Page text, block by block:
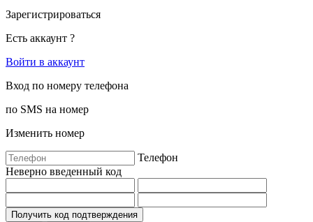
Зарегистрироваться
Есть аккаунт ?
Войти в аккаунт
Вход по номеру телефона
по SMS на номер
Изменить номер
Телефон
Неверно введенный код
Получить код подтверждения